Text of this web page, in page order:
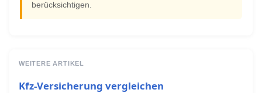
berücksichtigen.
WEITERE ARTIKEL
Kfz-Versicherung vergleichen